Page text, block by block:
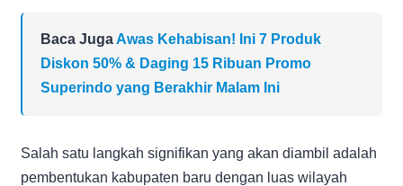
Baca JugaAwas Kehabisan! Ini 7 Produk
Diskon 50% & Daging 15 Ribuan Promo
Superindo yang Berakhir Malam Ini
Salah satu langkah signifikan yang akan diambil adalah
pembentukan kabupaten baru dengan luas wilayah